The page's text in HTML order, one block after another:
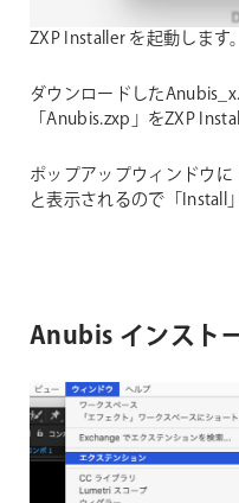
ZXP Installer を起動します。
ダウンロードした
「Anubis.zxp」をZXP
ポップアップウィンドウ
と表示されるので「Install
Anubis インスト